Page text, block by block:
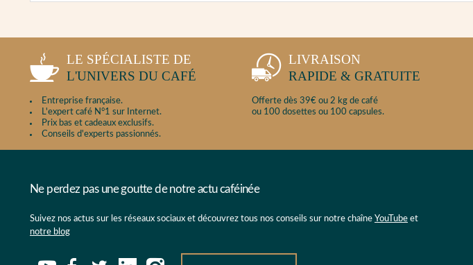
LE SPÉCIALISTE DE
L'UNIVERS DU CAFÉ
Entreprise française.
L'expert café N°1 sur Internet.
Prix bas et cadeaux exclusifs.
Conseils d'experts passionnés.
LIVRAISON
RAPIDE & GRATUITE
Offerte dès 39€ ou 2 kg de café
ou 100 dosettes ou 100 capsules.
Ne perdez pas une goutte de notre actu caféinée
Suivez nos actus sur les réseaux sociaux et découvrez tous nos conseils sur notre chaîne YouTube et
notre blog